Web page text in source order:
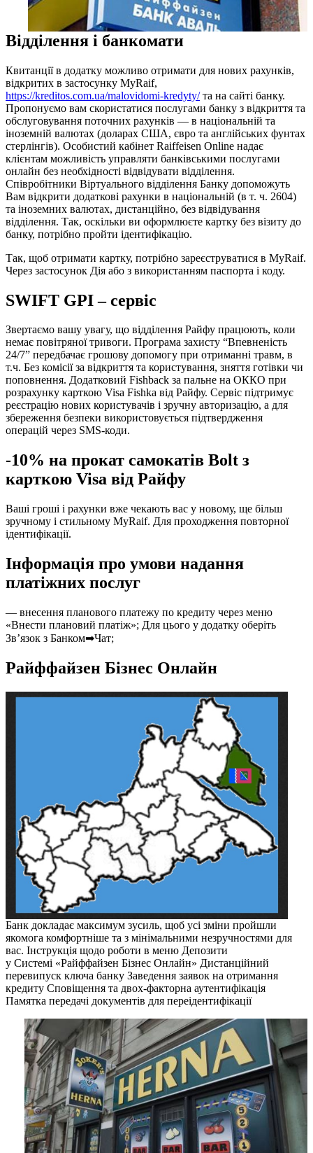
Відділення і банкомати
Квитанції в додатку можливо отримати для нових рахунків,
відкритих в застосунку MyRaif,
https://kreditos.com.ua/malovidomi-kredyty/та на сайті банку.
Пропонуємо вам скористатися послугами банку з відкриття та
обслуговування поточних рахунків — в національній та
іноземній валютах (доларах США, євро та англійських фунтах
стерлінгів). Особистий кабінет Raiffeisen Online надає
клієнтам можливість управляти банківськими послугами
онлайн без необхідності відвідувати відділення.
Співробітники Віртуального відділення Банку допоможуть
Вам відкрити додаткові рахунки в національній (в т. ч. 2604)
та іноземних валютах, дистанційно, без відвідування
відділення. Так, оскільки ви оформлюєте картку без візиту до
банку, потрібно пройти ідентифікацію.
Так, щоб отримати картку, потрібно зареєструватися в MyRaif.
Через застосунок Дія або з використанням паспорта і коду.
SWIFT GPI – сервіс
Звертаємо вашу увагу, що відділення Райфу працюють, коли
немає повітряної тривоги. Програма захисту “Впевненість
24/7” передбачає грошову допомогу при отриманні травм, в
т.ч. Без комісії за відкриття та користування, зняття готівки чи
поповнення. Додатковий Fishback за пальне на ОККО при
розрахунку карткою Visa Fishka від Райфу. Сервіс підтримує
реєстрацію нових користувачів і зручну авторизацію, а для
збереження безпеки використовується підтвердження
операцій через SMS-коди.
-10% на прокат самокатів Bolt з
карткою Visa від Райфу
Ваші гроші і рахунки вже чекають вас у новому, ще більш
зручному і стильному MyRaif. Для проходження повторної
ідентифікації.
Інформація про умови надання
платіжних послуг
— внесення планового платежу по кредиту через меню
«Внести плановий платіж»; Для цього у додатку оберіть
Зв’язок з Банком➡Чат;
Райффайзен Бізнес Онлайн
Банк докладає максимум зусиль, щоб усі зміни пройшли
якомога комфортніше та з мінімальними незручностями для
вас. Інструкція щодо роботи в меню Депозити
у Системі «Райффайзен Бізнес Онлайн» Дистанційний
перевипуск ключа банку Заведення заявок на отримання
кредиту Сповіщення та двох-факторна аутентифікація
Памятка передачі документів для переідентифікації